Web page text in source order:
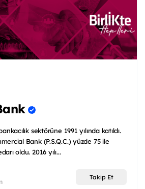
sektörüne 1991 yılında katıldı.
Bank (P.S.Q.C.) yüzde 75 ile
oldu. 2016 yılı...
Takip Et